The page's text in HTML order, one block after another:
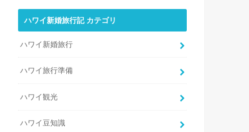
ハワイ新婚旅行記 カテゴリ
ハワイ新婚旅行
ハワイ旅行準備
ハワイ観光
ハワイ豆知識